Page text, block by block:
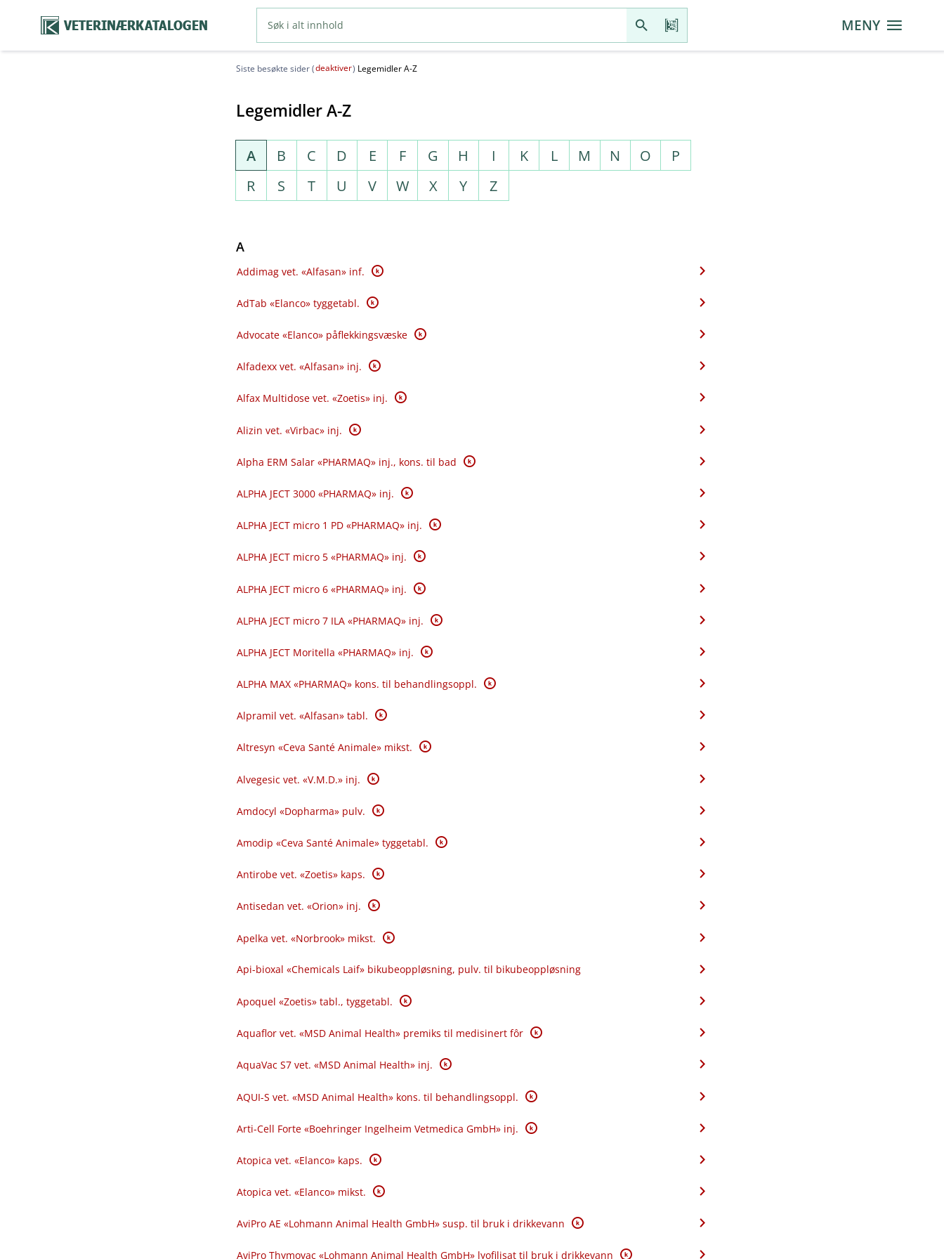
VETERINÆRKATALOGEN MENY
Siste besøkte sider (deaktiver) Legemidler A-Z
Legemidler A-Z
A B C D E F G H I K L M N O
P
R
S T U V W X Y Z
A
Addimag vet. «Alfasan» inf. K
AdTab «Elanco» tyggetabl. K
Advocate «Elanco» påflekkingsvæske K
Alfadexx vet. «Alfasan» inj. K
Alfax Multidose vet. «Zoetis» inj. K
Alizin vet. «Virbac» inj. K
Alpha ERM Salar «PHARMAQ» inj., kons. til bad K
ALPHA JECT 3000 «PHARMAQ» inj. K
ALPHA JECT micro 1 PD «PHARMAQ» inj. K
ALPHA JECT micro 5 «PHARMAQ» inj. K
ALPHA JECT micro 6 «PHARMAQ» inj. K
ALPHA JECT micro 7 ILA «PHARMAQ» inj. K
ALPHA JECT Moritella «PHARMAQ» inj. K
ALPHA MAX «PHARMAQ» kons. til behandlingsoppl. K
Alpramil vet. «Alfasan» tabl. K
Altresyn «Ceva Santé Animale» mikst. K
Alvegesic vet. «V.M.D.» inj. K
Amdocyl «Dopharma» pulv. K
Amodip «Ceva Santé Animale» tyggetabl. K
Antirobe vet. «Zoetis» kaps. K
Antisedan vet. «Orion» inj. K
Apelka vet. «Norbrook» mikst. K
Api-bioxal «Chemicals Laif» bikubeoppløsning, pulv. til bikubeoppløsning
Apoquel «Zoetis» tabl., tyggetabl. K
Aquaflor vet. «MSD Animal Health» premiks til medisinert fôr K
AquaVac S7 vet. «MSD Animal Health» inj. K
AQUI-S vet. «MSD Animal Health» kons. til behandlingsoppl. K
Arti-Cell Forte «Boehringer Ingelheim Vetmedica GmbH» inj. K
Atopica vet. «Elanco» kaps. K
Atopica vet. «Elanco» mikst. K
AviPro AE «Lohmann Animal Health GmbH» susp. til bruk i drikkevann K
AviPro Thymovac «Lohmann Animal Health GmbH» lyofilisat til bruk i drikkevann K